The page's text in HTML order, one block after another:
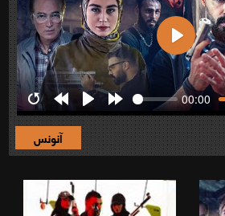
RestartRewind
10s
Play Forward
10s
00:00
Play
آنونس